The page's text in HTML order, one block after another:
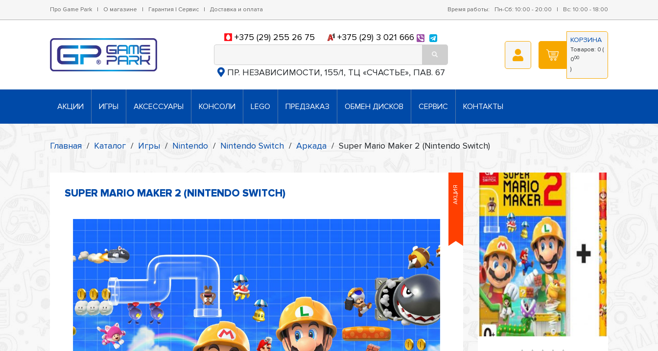
Про Game Park | О магазине | Гарантия | Сервис | Доставка и оплата Время работы: Пн-Сб: 10:00 - 20:00 | Вс: 10:00 - 18:00
+375 (29) 255 26 75 +375 (29) 3 021 666
ПР. НЕЗАВИСИМОСТИ, 155/1, ТЦ «СЧАСТЬЕ», ПАВ. 67
КОРЗИНА
Товаров: 0 (
000
)
АКЦИИ ИГРЫ АКСЕССУАРЫ КОНСОЛИ LEGO ПРЕДЗАКАЗ ОБМЕН ДИСКОВ СЕРВИС КОНТАКТЫ
Главная / Каталог / Игры / Nintendo / Nintendo Switch / Аркада / Super Mario Maker 2 (Nintendo Switch)
АКЦИЯ
SUPER MARIO MAKER 2 (NINTENDO SWITCH)